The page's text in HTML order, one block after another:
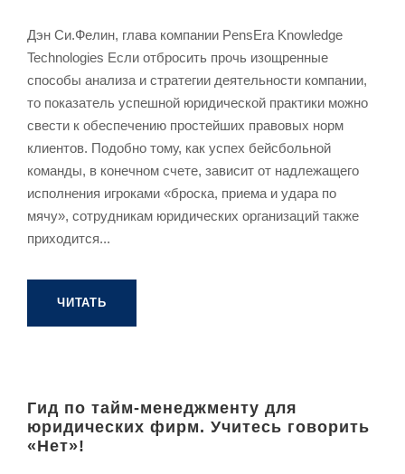
Дэн Си.Фелин, глава компании PensEra Knowledge
Technologies Если отбросить прочь изощренные
способы анализа и стратегии деятельности компании,
то показатель успешной юридической практики можно
свести к обеспечению простейших правовых норм
клиентов. Подобно тому, как успех бейсбольной
команды, в конечном счете, зависит от надлежащего
исполнения игроками «броска, приема и удара по
мячу», сотрудникам юридических организаций также
приходится...
ЧИТАТЬ
Гид по тайм-менеджменту для
юридических фирм. Учитесь говорить
«Нет»!